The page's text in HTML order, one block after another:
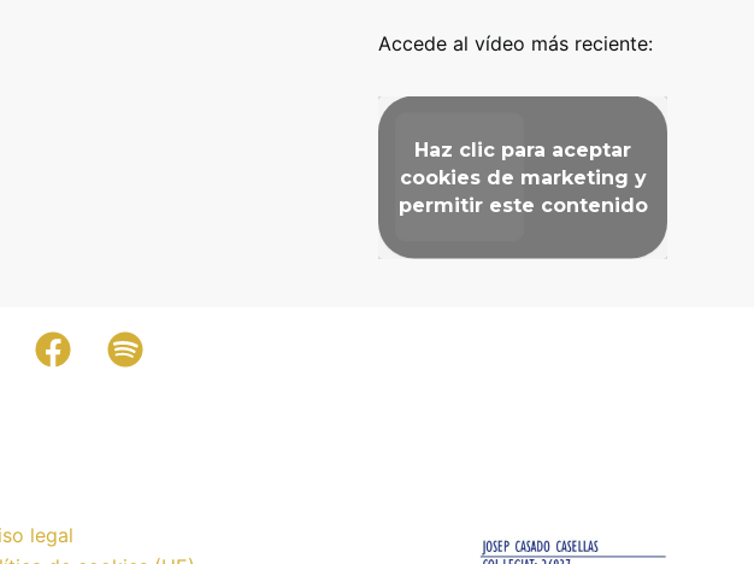
Accede al vídeo más reciente:
Haz clic para aceptar
cookies de marketing y
permitir este contenido
legal